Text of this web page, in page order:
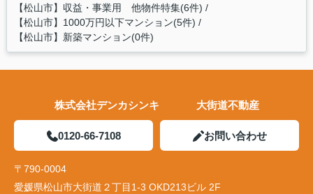
【松山市】収益・事業用 他物件特集(6件)
【松山市】1000万円以下マンション(5件)
【松山市】新築マンション(0件)
株式会社デンカシンキ 大街道不動産
0120-66-7108 お問い合わせ
〒790-0004
愛媛県松山市大街道２丁目1-3 OKD213ビル 2F